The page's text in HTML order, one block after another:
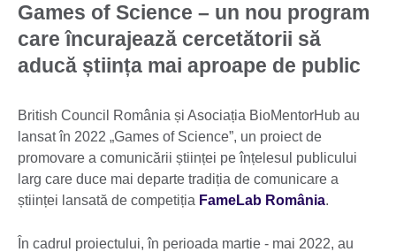
Games of Science – un nou program
care încurajează cercetătorii să
aducă știința mai aproape de public
British Council România și Asociația BioMentorHub au
lansat în 2022 „Games of Science”, un proiect de
promovare a comunicării științei pe înțelesul publicului
larg care duce mai departe tradiția de comunicare a
științei lansată de competiția FameLab România.
În cadrul proiectului, în perioada martie - mai 2022, au